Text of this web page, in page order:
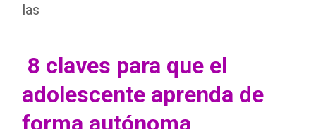
las
8 claves para que el
adolescente aprenda de
forma autónoma